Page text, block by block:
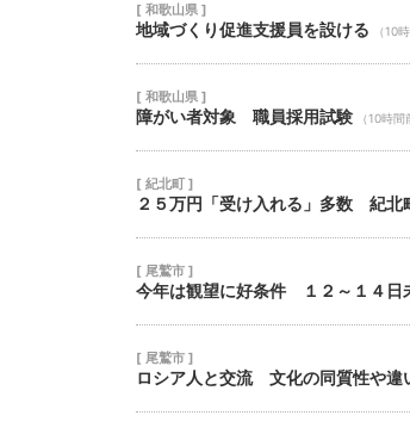
[ 和歌山県 ]
地域づくり促進支援員を設ける （10
[ 和歌山県 ]
障がい者対象 職員採用試験 （10時間
[ 紀北町 ]
２５万円「受け入れる」多数 紀
[ 尾鷲市 ]
今年は観望に好条件 １２～１４
[ 尾鷲市 ]
ロシア人と交流 文化の同質性や違